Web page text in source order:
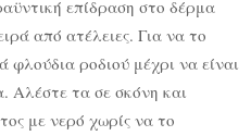
επίδραση στο δέρμα
από ατέλειες. Για να το
φλούδια ροδιού μέχρι να είναι
Αλέστε τα σε σκόνη και
με νερό χωρίς να το